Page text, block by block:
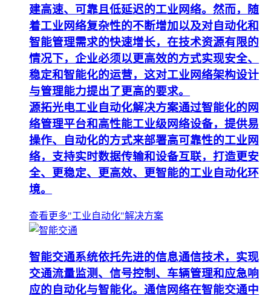
建高速、可靠且低延迟的工业网络。然而，随
着工业网络复杂性的不断增加以及对自动化和
智能管理需求的快速增长，在技术资源有限的
情况下，企业必须以更高效的方式实现安全、
稳定和智能化的运营，这对工业网络架构设计
与管理能力提出了更高的要求。
源拓光电工业自动化解决方案通过智能化的网
络管理平台和高性能工业级网络设备，提供易
操作、自动化的方式来部署高可靠性的工业网
络，支持实时数据传输和设备互联，打造更安
全、更稳定、更高效、更智能的工业自动化环
境。
查看更多"工业自动化"解决方案
智能交通系统依托先进的信息通信技术，实现
交通流量监测、信号控制、车辆管理和应急响
应的自动化与智能化。通信网络在智能交通中